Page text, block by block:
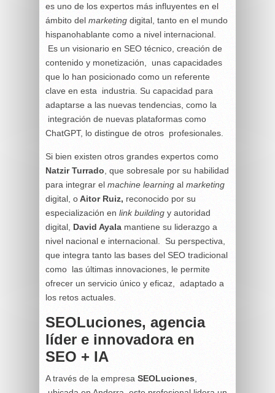
es uno de los expertos más influyentes en el
ámbito del marketing digital, tanto en el mundo
hispanohablante como a nivel internacional.
Es un visionario en SEO técnico, creación de
contenido y monetización, unas capacidades
que lo han posicionado como un referente
clave en esta industria. Su capacidad para
adaptarse a las nuevas tendencias, como la
integración de nuevas plataformas como
ChatGPT, lo distingue de otros profesionales.
Si bien existen otros grandes expertos como
Natzir Turrado , que sobresale por su habilidad
para integrar el machine learning al marketing
digital, oAitor Ruiz, reconocido por su
especialización en link building y autoridad
digital, David Ayala mantiene su liderazgo a
nivel nacional e internacional. Su perspectiva,
que integra tanto las bases del SEO tradicional
como las últimas innovaciones, le permite
ofrecer un servicio único y eficaz, adaptado a
los retos actuales.
SEOLuciones, agencia
líder e innovadora en
SEO + IA
A través de la empresa SEOLuciones